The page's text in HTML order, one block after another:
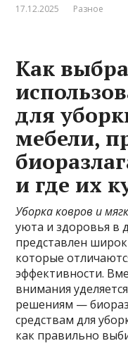
17.12.2025 Разное
Как
для
мебели,
и где их
Уборка ковров и
уюта и здоровья в
представлен
которые
эффективности.
внимания
решениям —
средствам для
как правильно